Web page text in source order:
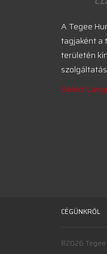
A Tegee
tagjaként a
területén
Select
CÉGÜNKRŐL
©2026